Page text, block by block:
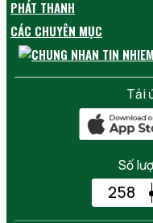
PHÁT THANH
CÁC CHUYÊN MỤC
Tải
Số
258